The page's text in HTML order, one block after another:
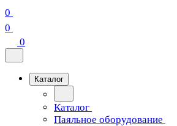
0
0
0
Каталог
Каталог
Паяльное оборудование